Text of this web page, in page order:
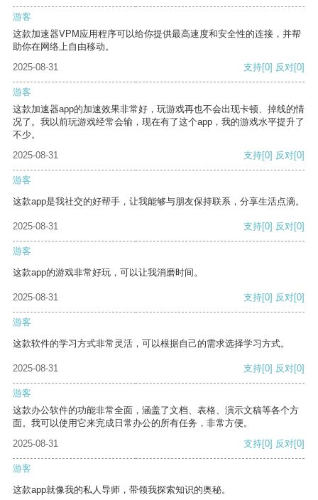
游客
这款加速器VPM应用程序可以给你提供最高速度和安全性的连接，并帮
助你在网络上自由移动。
2025-08-31
支持[0] 反对[0]
游客
这款加速器app的加速效果非常好，玩游戏再也不会出现卡顿、掉线的情
况了。我以前玩游戏经常会输，现在有了这个app，我的游戏水平提升了
不少。
2025-08-31
支持[0] 反对[0]
游客
这款app是我社交的好帮手，让我能够与朋友保持联系，分享生活点滴。
2025-08-31 支持[0] 反对[0]
游客
这款app的游戏非常好玩，可以让我消磨时间。
2025-08-31 支持[0] 反对[0]
游客
这款软件的学习方式非常灵活，可以根据自己的需求选择学习方式。
2025-08-31 支持[0] 反对[0]
游客
这款办公软件的功能非常全面，涵盖了文档、表格、演示文稿等各个方
面。我可以使用它来完成日常办公的所有任务，非常方便。
2025-08-31
支持[0] 反对[0]
游客
这款app就像我的私人导师，带领我探索知识的奥秘。